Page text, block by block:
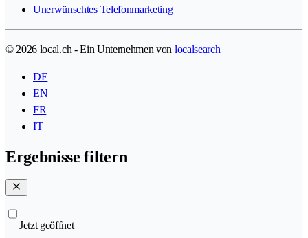
Unerwünschtes Telefonmarketing
© 2026 local.ch - Ein Unternehmen von localsearch
DE
EN
FR
IT
Ergebnisse filtern
Jetzt geöffnet